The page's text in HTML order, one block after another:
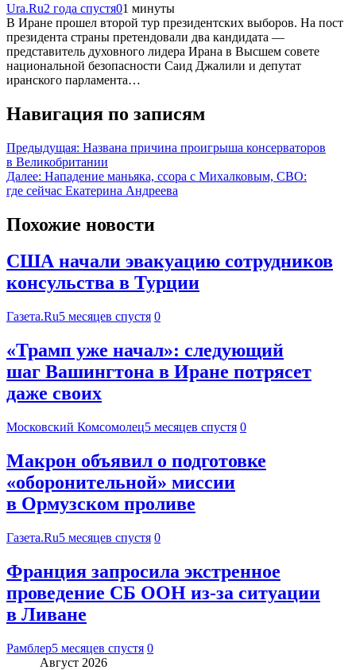
Ura.Ru2 года спустя01 минуты
В Иране прошел второй тур президентских выборов. На пост
президента страны претендовали два кандидата —
представитель духовного лидера Ирана в Высшем совете
национальной безопасности Саид Джалили и депутат
иранского парламента…
Навигация по записям
Предыдущая: Названа причина проигрыша консерваторов
в Великобритании
Далее: Нападение маньяка, ссора с Михалковым, СВО:
где сейчас Екатерина Андреева
Похожие новости
США начали эвакуацию сотрудников
консульства в Турции
Газета.Ru5 месяцев спустя 0
«Трамп уже начал»: следующий
шаг Вашингтона в Иране потрясет
даже своих
Московский Комсомолец5 месяцев спустя 0
Макрон объявил о подготовке
«оборонительной» миссии
в Ормузском проливе
Газета.Ru5 месяцев спустя 0
Франция запросила экстренное
проведение СБ ООН из-за ситуации
в Ливане
Рамблер5 месяцев спустя 0
Август 2026